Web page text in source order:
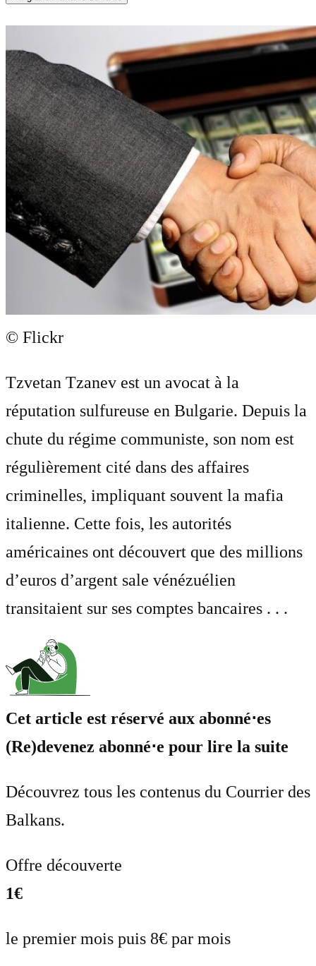
© Flickr
Tzvetan Tzanev est un avocat à la
réputation sulfureuse en Bulgarie. Depuis la
chute du régime communiste, son nom est
régulièrement cité dans des affaires
criminelles, impliquant souvent la mafia
italienne. Cette fois, les autorités
américaines ont découvert que des millions
d’euros d’argent sale vénézuélien
transitaient sur ses comptes bancaires . . .
Cet article est réservé aux abonné⋅es
(Re)devenez abonné⋅e pour lire la suite
Découvrez tous les contenus du Courrier des
Balkans.
Offre découverte
1€
le premier mois puis 8€ par mois